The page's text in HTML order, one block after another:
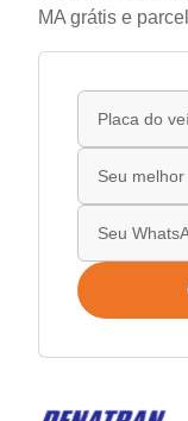
MA grátis e